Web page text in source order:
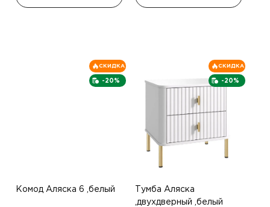
-20%
СКИДКА
Комод Аляска 6 ,белый
-20%
СКИДКА
Тумба Аляска
,двухдверный ,белый